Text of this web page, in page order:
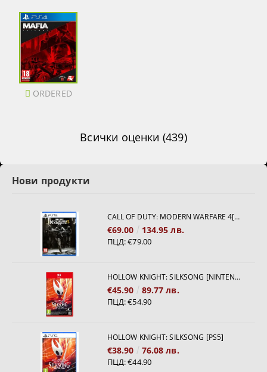
ORDERED
Всички оценки (439)
Нови продукти
CALL OF DUTY: MODERN WARFARE 4[PS5]
€69.00 134.95 лв.
ПЦД:€79.00
HOLLOW KNIGHT: SILKSONG [NINTENDO SWITCH 2]
€45.90 89.77 лв.
ПЦД:€54.90
HOLLOW KNIGHT: SILKSONG [PS5]
€38.90 76.08 лв.
ПЦД:€44.90